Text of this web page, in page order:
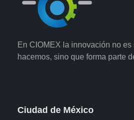
En CIOMEX la innovación no es
hacemos, sino que forma parte
Ciudad de México